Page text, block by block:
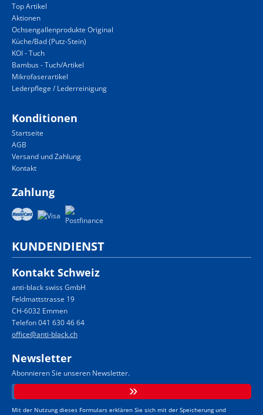
Top Artikel
Aktionen
Ochsengallenprodukte Original
Küche/Bad (Putz-Stein)
KOI - Tuch
Bambus - Tuch/Artikel
Mikrofaserartikel
Lederpflege / Lederreinigung
Konditionen
Startseite
AGB
Versand und Zahlung
Kontakt
Zahlung
KUNDENDIENST
Kontakt Schweiz
anti-black swiss GmbH
Feldmattstrasse 19
CH-6032 Emmen
Telefon 041 630 46 64
office@anti-black.ch
Newsletter
Abonnieren Sie unseren Newsletter.
Mit der Nutzung dieses Formulars erklären Sie sich mit der Speicherung und